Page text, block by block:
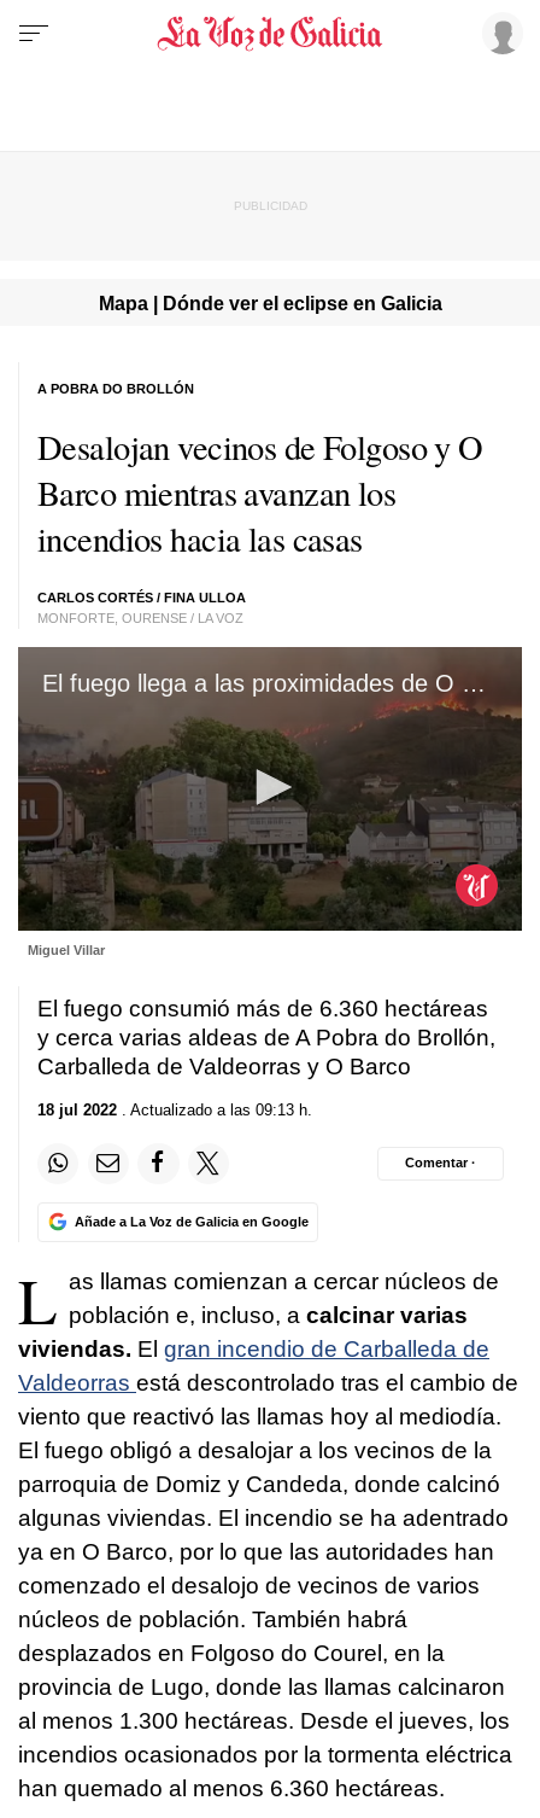
Mapa | Dónde ver el eclipse en Galicia
Desalojan vecinos de Folgoso y O
Barco mientras avanzan los
incendios hacia las casas
CARLOS CORTÉS / FINA ULLOA
MONFORTE, OURENSE / LA VOZ
A POBRA DO BROLLÓN
El fuego llega a las proximidades de O Barco
seconds
minute,
seconds
Miguel Villar
El fuego consumió más de 6.360 hectáreas
y cerca varias aldeas de A Pobra do Brollón,
Carballeda de Valdeorras y O Barco
18 jul 2022 . Actualizado a las 09:13 h.
Añade a La Voz de Galicia en Google
Comentar ·
L as llamas comienzan a cercar núcleos de
población e, incluso, a calcinar varias
viviendas. El gran incendio de Carballeda de
Valdeorras está descontrolado tras el cambio de
viento que reactivó las llamas hoy al mediodía.
El fuego obligó a desalojar a los vecinos de la
parroquia de Domiz y Candeda, donde calcinó
algunas viviendas. El incendio se ha adentrado
ya en O Barco, por lo que las autoridades han
comenzado el desalojo de vecinos de varios
núcleos de población. También habrá
desplazados en Folgoso do Courel, en la
provincia de Lugo, donde las llamas calcinaron
al menos 1.300 hectáreas. Desde el jueves, los
incendios ocasionados por la tormenta eléctrica
han quemado al menos 6.360 hectáreas.